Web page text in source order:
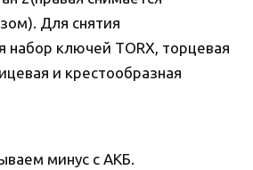
Для снятия
набор ключей TORX, торцевая
и крестообразная
минус с АКБ.